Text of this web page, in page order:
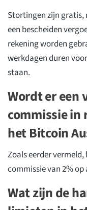
Stortingen zijn gratis,
een bescheiden
rekening worden
werkdagen duren
staan.
Wordt er een
commissie in
het Bitcoin
Zoals eerder vermeld,
commissie van 2%
Wat zijn de